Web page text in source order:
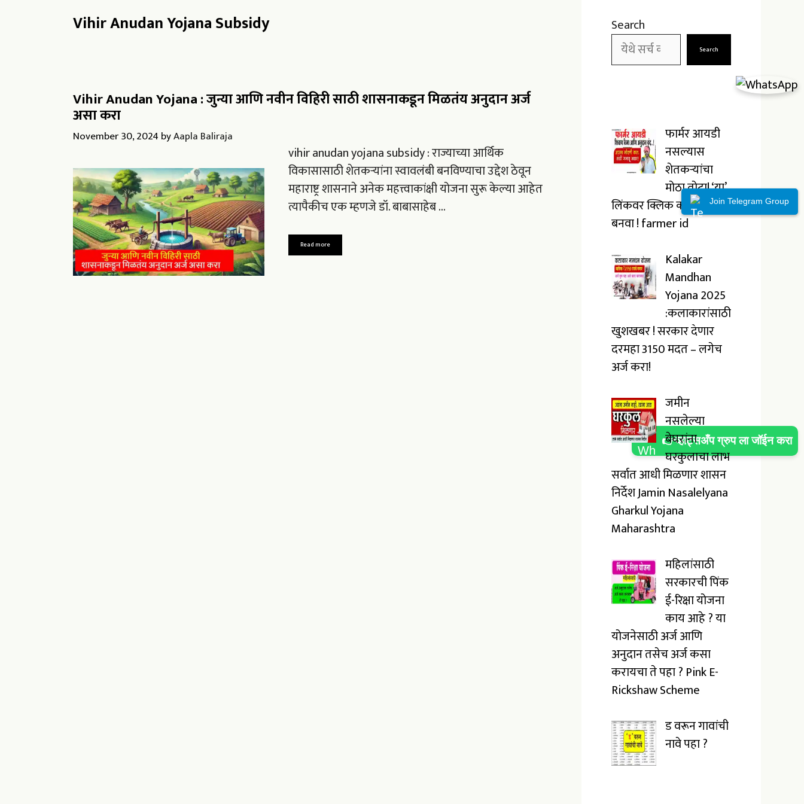
Vihir Anudan Yojana Subsidy
Vihir Anudan Yojana : जुन्या आणि नवीन विहिरी साठी शासनाकडून मिळतंय अनुदान अर्ज
असा करा
November 30, 2024 byAapla Baliraja
vihir anudan yojana subsidy : राज्याच्या आर्थिक
विकासासाठी शेतकऱ्यांना स्वावलंबी बनविण्याचा उद्देश ठेवून
महाराष्ट्र शासनाने अनेक महत्त्वाकांक्षी योजना सुरू केल्या आहेत
त्यापैकीच एक म्हणजे डॉ. बाबासाहेब …
Read more
Join Telegram Group
👉व्हाट्सअँप ग्रुप ला जॉईन करा
Search
Search
फार्मर आयडी
नसल्यास
शेतकऱ्यांचा
मोठा तोटा! ‘या’
लिंकवर क्लिक करून लगेच
बनवा ! farmer id
Kalakar
Mandhan
Yojana 2025
:कलाकारांसाठी
खुशखबर ! सरकार देणार
दरमहा ₹3150 मदत – लगेच
अर्ज करा!
जमीन
नसलेल्या
बेघरांना
घरकुलाचा लाभ
सर्वात आधी मिळणार शासन
निर्देश Jamin Nasalelyana
Gharkul Yojana
Maharashtra
महिलांसाठी
सरकारची पिंक
ई-रिक्षा योजना
काय आहे ? या
योजनेसाठी अर्ज आणि
अनुदान तसेच अर्ज कसा
करायचा ते पहा ? Pink E-
Rickshaw Scheme
ड वरून गावांची
नावे पहा ?